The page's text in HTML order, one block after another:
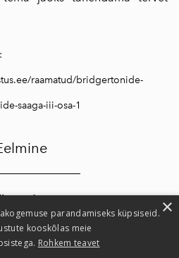
raamatud/bridgertonide-
saaga-iii-osa-1
×
parandamiseks küpsiseid.
kooskõlas meie
Rohkem teavet